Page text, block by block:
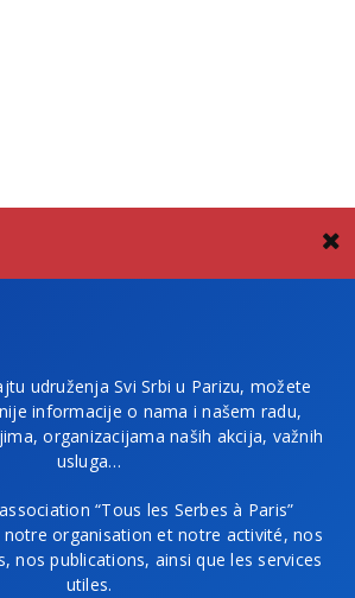
udruženja Svi Srbi u Parizu, možete
informacije o nama i našem radu,
organizacijama naših akcija, važnih
usluga…
“Tous les Serbes à Paris”
organisation et notre activité, nos
nos publications, ainsi que les services
utiles.